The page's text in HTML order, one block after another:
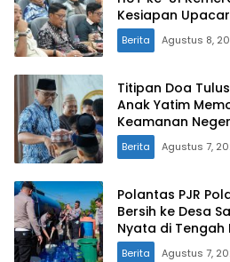
Kesiapan
Sulawesi Barat
Berita Agustus 8,
Titipan Doa
Anak Yatim
Keamanan
Berita Agustus 7,
Polantas PJR
Bersih ke Desa
Nyata di Tengah
Berita Agustus 7,